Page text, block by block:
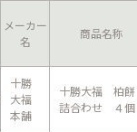
メーカー
名
商品名称
十勝
大福
本舗
十勝大福 柏餅
詰合わせ ４個